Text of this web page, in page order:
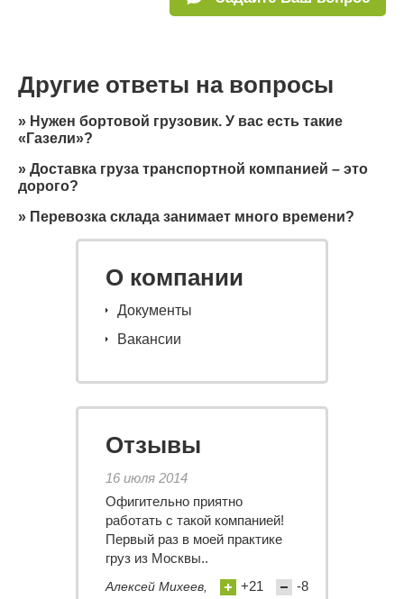
Другие ответы на вопросы
» Нужен бортовой грузовик. У вас есть такие
«Газели»?
» Доставка груза транспортной компанией – это
дорого?
» Перевозка склада занимает много времени?
О компании
Документы
Вакансии
Отзывы
16 июля 2014
Офигительно приятно
работать с такой компанией!
Первый раз в моей практике
груз из Москвы..
Алексей Михеев,
+21 -8